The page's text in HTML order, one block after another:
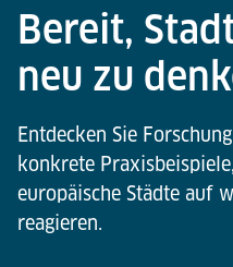
Erreichbarkeit, Parken
Akzeptanz.
Stadtplanern aus
Freiburg und Brügge.
flächeneffiziente
erfolgreich umgesetzt
Bereit,
neu zu
Entdecken Sie
konkrete
europäische Städte auf
reagieren.